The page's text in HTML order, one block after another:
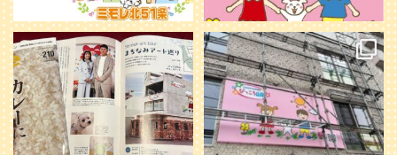
本日発売のオトンvol.210号に掲載さ
れました！...
28 1
『ぴっころ山鼻』オープンに向けて
準備が着々と進んでいます。
皆さんお楽しみに〜
...
26 0